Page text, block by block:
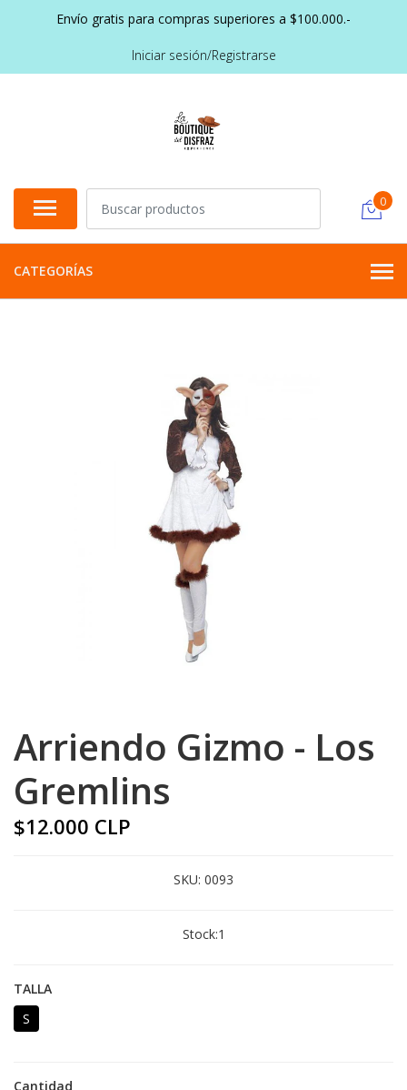
Envío gratis para compras superiores a $100.000.-
Iniciar sesión/Registrarse
0
CATEGORÍAS
Arriendo Gizmo - Los
Gremlins
$12.000 CLP
SKU: 0093
Stock:1
TALLA
S
Cantidad